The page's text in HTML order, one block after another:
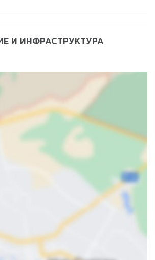
И ИНФРАСТРУКТУРА